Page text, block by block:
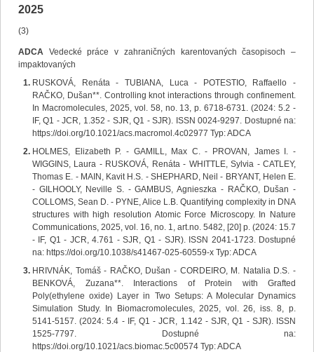
2025
(3)
ADCA Vedecké práce v zahraničných karentovaných časopisoch –
impaktovaných
RUSKOVÁ, Renáta - TUBIANA, Luca - POTESTIO, Raffaello -
RAČKO, Dušan**. Controlling knot interactions through confinement.
In Macromolecules, 2025, vol. 58, no. 13, p. 6718-6731. (2024: 5.2 -
IF, Q1 - JCR, 1.352 - SJR, Q1 - SJR). ISSN 0024-9297. Dostupné na:
https://doi.org/10.1021/acs.macromol.4c02977 Typ: ADCA
HOLMES, Elizabeth P. - GAMILL, Max C. - PROVAN, James I. -
WIGGINS, Laura - RUSKOVÁ, Renáta - WHITTLE, Sylvia - CATLEY,
Thomas E. - MAIN, Kavit H.S. - SHEPHARD, Neil - BRYANT, Helen E.
- GILHOOLY, Neville S. - GAMBUS, Agnieszka - RAČKO, Dušan -
COLLOMS, Sean D. - PYNE, Alice L.B. Quantifying complexity in DNA
structures with high resolution Atomic Force Microscopy. In Nature
Communications, 2025, vol. 16, no. 1, art.no. 5482, [20] p. (2024: 15.7
- IF, Q1 - JCR, 4.761 - SJR, Q1 - SJR). ISSN 2041-1723. Dostupné
na: https://doi.org/10.1038/s41467-025-60559-x Typ: ADCA
HRIVNÁK, Tomáš - RAČKO, Dušan - CORDEIRO, M. Natalia D.S. -
BENKOVÁ, Zuzana**. Interactions of Protein with Grafted
Poly(ethylene oxide) Layer in Two Setups: A Molecular Dynamics
Simulation Study. In Biomacromolecules, 2025, vol. 26, iss. 8, p.
5141-5157. (2024: 5.4 - IF, Q1 - JCR, 1.142 - SJR, Q1 - SJR). ISSN
1525-7797. Dostupné na:
https://doi.org/10.1021/acs.biomac.5c00574 Typ: ADCA